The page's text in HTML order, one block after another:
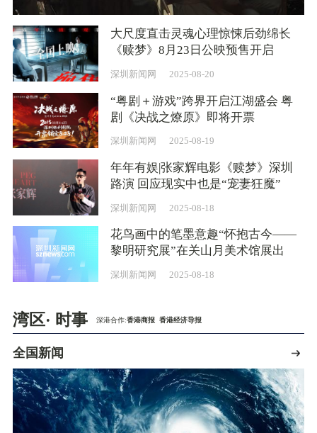
大尺度直击灵魂心理惊悚后劲绵长
《赎梦》8月23日公映预售开启
深圳新闻网 2025-08-20
“粤剧＋游戏”跨界开启江湖盛会 粤
剧《决战之燎原》即将开票
深圳新闻网 2025-08-19
年年有娱|张家辉电影《赎梦》深圳
路演 回应现实中也是“宠妻狂魔”
深圳新闻网 2025-08-18
花鸟画中的笔墨意趣“怀抱古今——
黎明研究展”在关山月美术馆展出
深圳新闻网 2025-08-18
湾区· 时事 深港合作:香港商报 香港经济导报
全国新闻